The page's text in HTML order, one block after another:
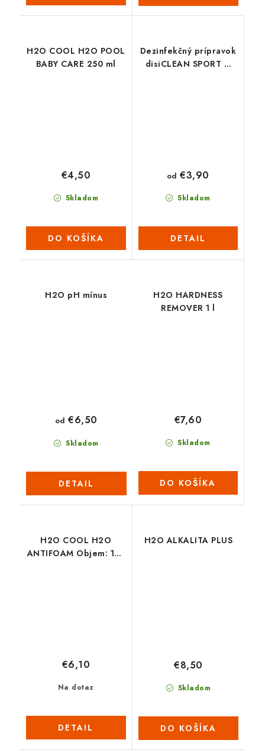
H2O COOL H2O POOL
BABY CARE 250 ml
Skladom
€4,50
DO KOŠÍKA
Dezinfekčný prípravok
disiCLEAN SPORT &
Skladom
od €3,90
DETAIL
H2O pH mínus
Skladom
od €6,50
DETAIL
H2O HARDNESS
REMOVER 1 l
Skladom
€7,60
DO KOŠÍKA
H2O COOL H2O
ANTIFOAM Objem: 150
Na dotaz
€6,10
DETAIL
H2O ALKALITA PLUS
Skladom
€8,50
DO KOŠÍKA